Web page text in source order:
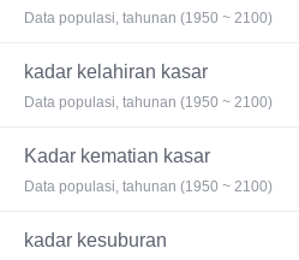
Data populasi, tahunan (1950 ~ 2100)
kadar kelahiran kasar
Data populasi, tahunan (1950 ~ 2100)
Kadar kematian kasar
Data populasi, tahunan (1950 ~ 2100)
kadar kesuburan